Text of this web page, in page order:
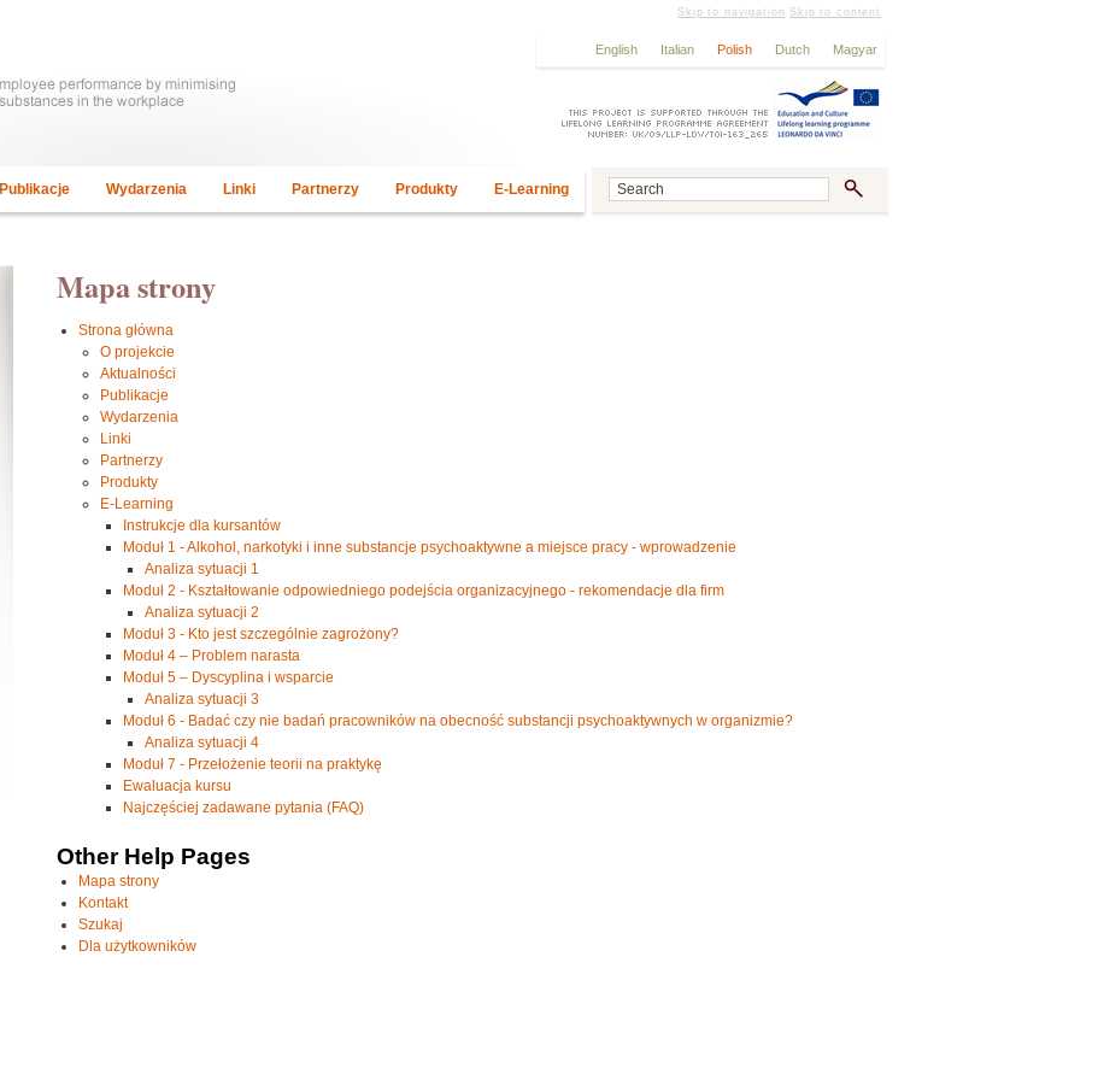
Skip to navigation Skip to content
English Italian Polish Dutch Magyar
Publikacje Wydarzenia Linki Partnerzy Produkty E-Learning
Mapa strony
Strona główna
O projekcie
Aktualności
Publikacje
Wydarzenia
Linki
Partnerzy
Produkty
E-Learning
Instrukcje dla kursantów
Moduł 1 - Alkohol, narkotyki i inne substancje psychoaktywne a miejsce pracy - wprowadzenie
Analiza sytuacji 1
Moduł 2 - Kształtowanie odpowiedniego podejścia organizacyjnego - rekomendacje dla firm
Analiza sytuacji 2
Moduł 3 - Kto jest szczególnie zagrożony?
Moduł 4 – Problem narasta
Moduł 5 – Dyscyplina i wsparcie
Analiza sytuacji 3
Moduł 6 - Badać czy nie badań pracowników na obecność substancji psychoaktywnych w organizmie?
Analiza sytuacji 4
Moduł 7 - Przełożenie teorii na praktykę
Ewaluacja kursu
Najczęściej zadawane pytania (FAQ)
Other Help Pages
Mapa strony
Kontakt
Szukaj
Dla użytkowników